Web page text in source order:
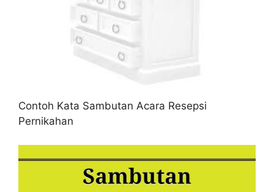
Contoh Kata Sambutan Acara Resepsi
Pernikahan